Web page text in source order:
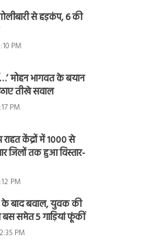
से हड़कंप, 6 की
PM
मोहन भागवत के बयान
तीखे सवाल
PM
केंद्रों में 1000 से
जिलों तक हुआ विस्तार-
PM
बाद बवाल, युवक की
समेत 5 गाड़ियां फूंकीं
PM